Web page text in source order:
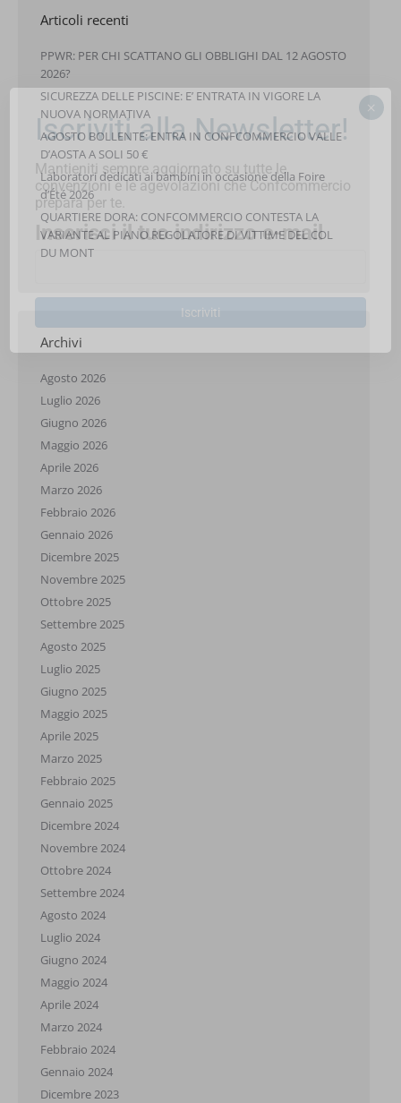
Articoli recenti
PPWR: PER CHI SCATTANO GLI OBBLIGHI DAL 12 AGOSTO
2026?
SICUREZZA DELLE PISCINE: E’ ENTRATA IN VIGORE LA
NUOVA NORMATIVA
AGOSTO BOLLENTE: ENTRA IN CONFCOMMERCIO VALLE
D’AOSTA A SOLI 50 €
Laboratori dedicati ai bambini in occasione della Foire
d’Été 2026
QUARTIERE DORA: CONFCOMMERCIO CONTESTA LA
VARIANTE AL PIANO REGOLATORE DI VITTIME DEL COL
DU MONT
Archivi
Agosto 2026
Luglio 2026
Giugno 2026
Maggio 2026
Aprile 2026
Marzo 2026
Febbraio 2026
Gennaio 2026
Dicembre 2025
Novembre 2025
Ottobre 2025
Settembre 2025
Agosto 2025
Luglio 2025
Giugno 2025
Maggio 2025
Aprile 2025
Marzo 2025
Febbraio 2025
Gennaio 2025
Dicembre 2024
Novembre 2024
Ottobre 2024
Settembre 2024
Agosto 2024
Luglio 2024
Giugno 2024
Maggio 2024
Aprile 2024
Marzo 2024
Febbraio 2024
Gennaio 2024
Dicembre 2023
Iscriviti alla Newsletter!
Mantieniti sempre aggiornato su tutte le
convenzioni e le agevolazioni che Confcommercio
prepara per te.
Inserisci il tuo indirizzo e-mail
Iscriviti
×